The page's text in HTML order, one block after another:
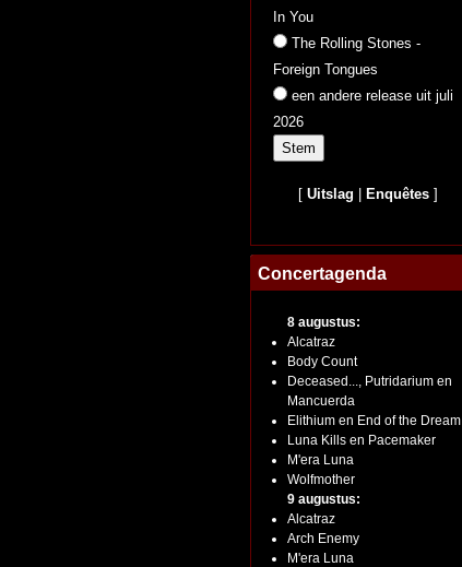
In You
The Rolling Stones -
Foreign Tongues
een andere release uit juli
2026
[Uitslag Enquêtes ]
Concertagenda
8 augustus:
Alcatraz
Body Count
Deceased..., Putridarium en
Mancuerda
Elithium en End of the Dream
Luna Kills en Pacemaker
M'era Luna
Wolfmother
9 augustus:
Alcatraz
Arch Enemy
M'era Luna